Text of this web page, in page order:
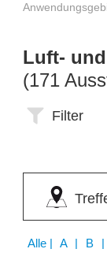
Luft-
(171
Filter
Alle | A | B | C | D | E | F | G | H | I | J | K | L |